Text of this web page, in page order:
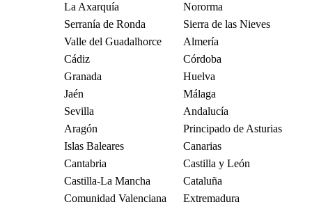
La Axarquía
Nororma
Serranía de Ronda
Sierra de las Nieves
Valle del Guadalhorce
Almería
Cádiz
Córdoba
Granada
Huelva
Jaén
Málaga
Sevilla
Andalucía
Aragón
Principado de Asturias
Islas Baleares
Canarias
Cantabria
Castilla y León
Castilla-La Mancha
Cataluña
Comunidad Valenciana
Extremadura